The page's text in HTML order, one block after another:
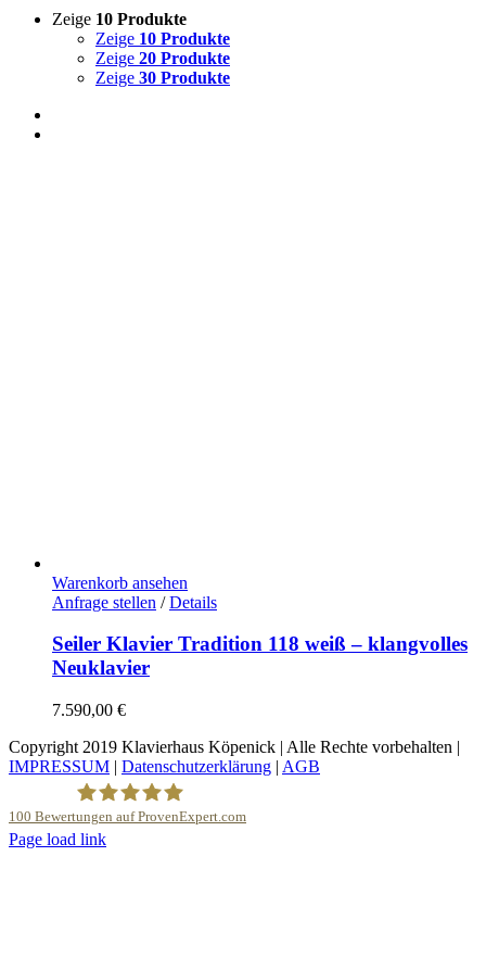
Zeige 10 Produkte
Zeige 10 Produkte
Zeige 20 Produkte
Zeige 30 Produkte
Warenkorb ansehen
Anfrage stellen / Details
Seiler Klavier Tradition 118 weiß – klangvolles
Neuklavier
7.590,00 €
Copyright 2019 Klavierhaus Köpenick | Alle Rechte vorbehalten |
IMPRESSUM | Datenschutzerklärung | AGB
100 Bewertungen auf ProvenExpert.com
YouTube
Page load link